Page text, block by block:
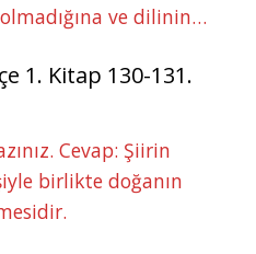
ve dilinin…
1. Kitap 130-131.
Cevap: Şiirin
birlikte doğanın